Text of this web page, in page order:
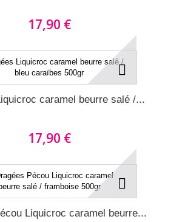
17,90 €
caramel beurre salé /...
17,90 €
Liquicroc caramel beurre...